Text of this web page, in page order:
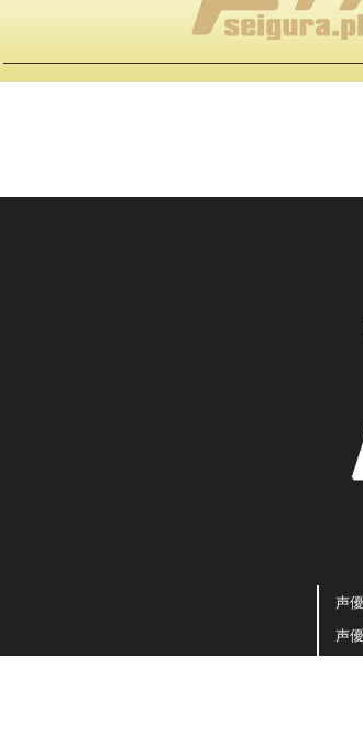
声
声